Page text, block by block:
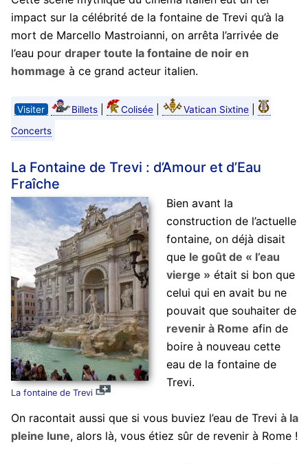
impact sur la célébrité de la fontaine de Trevi qu’à la
mort de Marcello Mastroianni, on arrêta l’arrivée de
l’eau pour draper toute la fontaine de noir en
hommage à ce grand acteur italien.
Visiter Billets| Colisée| Vatican Sixtine|
Concerts
La Fontaine de Trevi : d’Amour et d’Eau
Fraîche
La fontaine de Trevi
Bien avant la
construction de l’actuelle
fontaine, on déjà disait
que le goût de « l’eau
vierge » était si bon que
celui qui en avait bu ne
pouvait que souhaiter de
revenir à Rome afin de
boire à nouveau cette
eau de la fontaine de
Trevi.
On racontait aussi que si vous buviez l’eau de Trevi à la
pleine lune, alors là, vous étiez sûr de revenir à Rome !